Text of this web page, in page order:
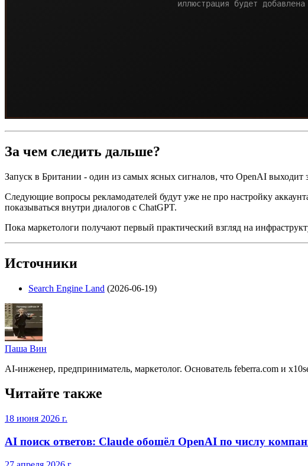
За чем следить дальше?
Запуск в Британии - один из самых ясных сигналов, что OpenAI
Следующие вопросы рекламодателей будут уже не про настройку
показываться внутри диалогов с ChatGPT.
Пока маркетологи получают первый практический взгляд на
Источники
Search Engine Land (2026-06-19)
Паша Вин
AI-инженер, предприниматель, маркетолог. Основатель feberra.com и
Читайте также
18 июня 2026 г.
AI поиск ответов: Claude обошёл OpenAI по числу